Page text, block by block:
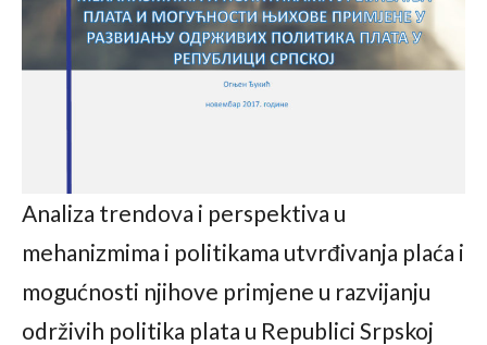
Analiza trendova i perspektiva u
mehanizmima i politikama utvrđivanja plaća i
mogućnosti njihove primjene u razvijanju
održivih politika plata u Republici Srpskoj